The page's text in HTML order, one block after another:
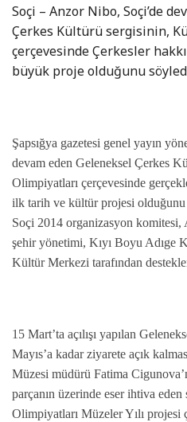
Soçi – Anzor Nibo, Soçi’de
Çerkes Kültürü sergisinin,
çerçevesinde Çerkesler
büyük proje olduğunu
Şapsığya gazetesi genel yayın
devam eden Geleneksel Çerkes
Olimpiyatları çerçevesinde
ilk tarih ve kültür projesi
Soçi 2014 organizasyon komitesi,
şehir yönetimi, Kıyı Boyu Adıge
Kültür Merkezi tarafından
15 Mart’ta açılışı yapılan
Mayıs’a kadar ziyarete açık
Müzesi müdürü Fatima
parçanın üzerinde eser ihtiva
Olimpiyatları Müzeler Yılı